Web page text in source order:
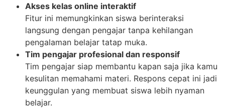
Akses kelas online interaktif
Fitur ini memungkinkan siswa berinteraksi
langsung dengan pengajar tanpa kehilangan
pengalaman belajar tatap muka.
Tim pengajar profesional dan responsif
Tim pengajar siap membantu kapan saja jika kamu
kesulitan memahami materi. Respons cepat ini jadi
keunggulan yang membuat siswa lebih nyaman
belajar.